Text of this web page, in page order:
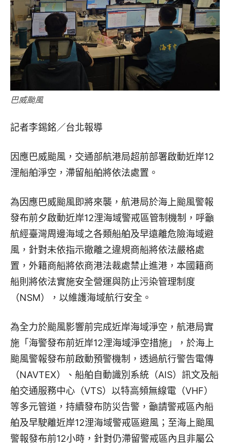
巴威颱風
記者李錫銘／台北報導
因應巴威颱風，交通部航港局超前部署啟動近岸12
浬船舶淨空，滯留船舶將依法處置。
為因應巴威颱風即將來襲，航港局於海上颱風警報
發布前夕啟動近岸12浬海域警戒區管制機制，呼籲
航經臺灣周邊海域之各類船舶及早遠離危險海域避
風，針對未依指示撤離之違規商船將依法嚴格處
置，外籍商船將依商港法裁處禁止進港，本國籍商
船則將依法實施安全營運與防止污染管理制度
（NSM），以維護海域航行安全。
為全力於颱風影響前完成近岸海域淨空，航港局實
施「海警發布前近岸12浬海域淨空措施」，於海上
颱風警報發布前啟動預警機制，透過航行警告電傳
（NAVTEX）、船舶自動識別系統（AIS）訊文及船
舶交通服務中心（VTS）以特高頻無線電（VHF）
等多元管道，持續發布防災告警，籲請警戒區內船
舶及早駛離近岸12浬海域警戒區避風；至海上颱風
警報發布前12小時，針對仍滯留警戒區內且非屬公